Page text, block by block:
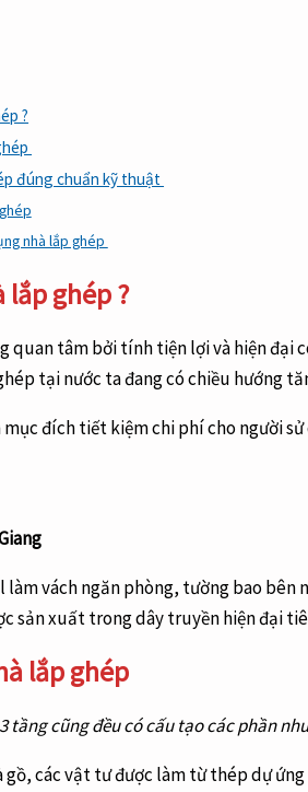
?
đúng chuẩn kỹ thuật
nhà lắp ghép
lắp ghép?
quan tâm bởi tính tiện lợi và hiện đại
tại nước ta đang có chiều hướng
đích tiết kiệm chi phí cho người
làm vách ngăn phòng, tường bao
sản xuất trong dây truyền hiện đại
lắp ghép
tầng cũng đều có cấu tạo các phần
các vật tư được làm từ thép dự